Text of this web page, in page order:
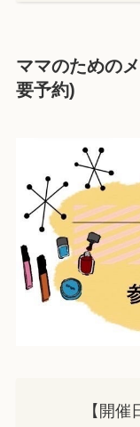
ママのための
要予約)
【開催